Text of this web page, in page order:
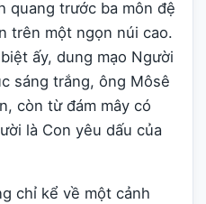
quang trước ba môn đệ
trên một ngọn núi cao.
ấy, dung mạo Người
sáng trắng, ông Môsê
còn từ đám mây có
là Con yêu dấu của
chỉ kể về một cảnh